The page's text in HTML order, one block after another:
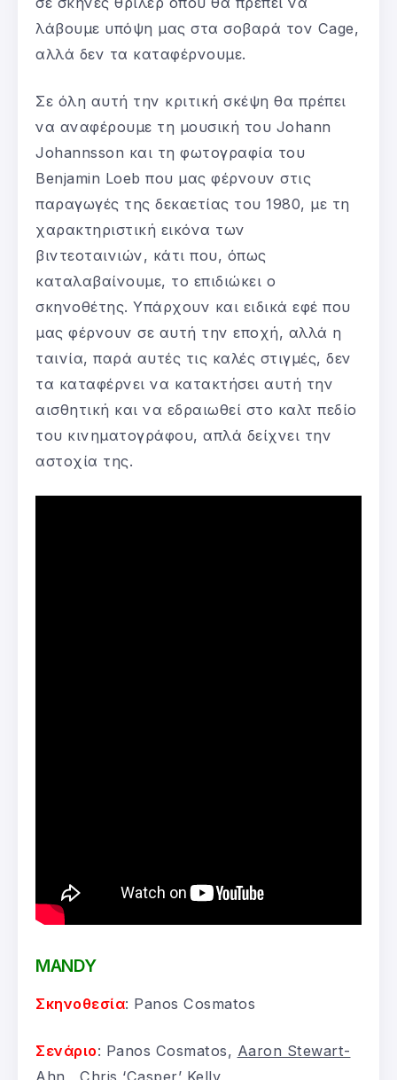
λάβουμε υπόψη μας στα σοβαρά τον Cage,
αλλά δεν τα καταφέρνουμε.
Σε όλη αυτή την κριτική σκέψη θα πρέπει
να αναφέρουμε τη μουσική του Johann
Johannsson και τη φωτογραφία του
Benjamin Loeb που μας φέρνουν στις
παραγωγές της δεκαετίας του 1980, με τη
χαρακτηριστική εικόνα των
βιντεοταινιών, κάτι που, όπως
καταλαβαίνουμε, το επιδιώκει ο
σκηνοθέτης. Υπάρχουν και ειδικά εφέ που
μας φέρνουν σε αυτή την εποχή, αλλά η
ταινία, παρά αυτές τις καλές στιγμές, δεν
τα καταφέρνει να κατακτήσει αυτή την
αισθητική και να εδραιωθεί στο καλτ πεδίο
του κινηματογράφου, απλά δείχνει την
αστοχία της.
MANDY
Σκηνοθεσία: Panos Cosmatos
Σενάριο: Panos Cosmatos, Aaron Stewart-
Ahn, Chris ‘Casper’ Kelly